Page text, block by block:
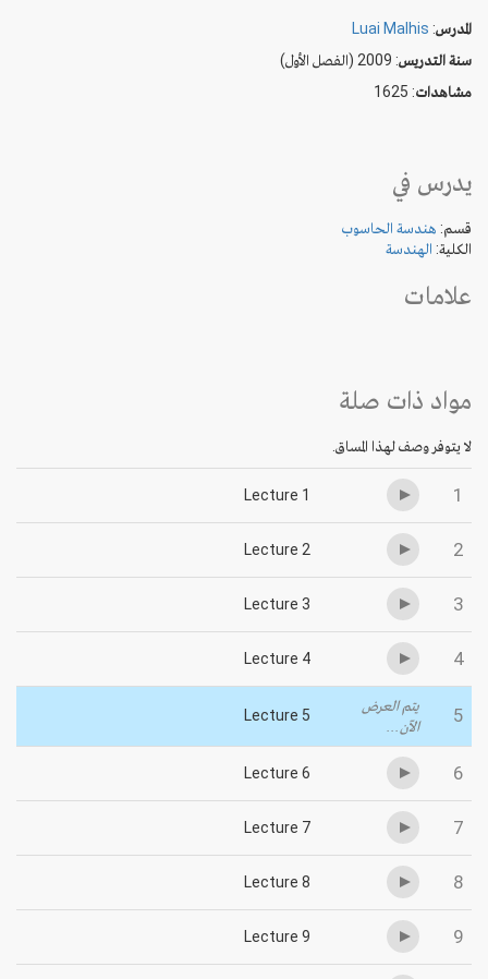
المدرس:
Luai Malhis
سنة التدريس: 2009 (الفصل الأول)
مشاهدات: 1625
يدرس في
قسم: هندسة الحاسوب
الكلية: الهندسة
علامات
مواد ذات صلة
لا يتوفر وصف لهذا المساق.
1
Lecture 1
2
Lecture 2
3
Lecture 3
4
Lecture 4
5
يتم العرض
الآن...
Lecture 5
6
Lecture 6
7
Lecture 7
8
Lecture 8
9
Lecture 9